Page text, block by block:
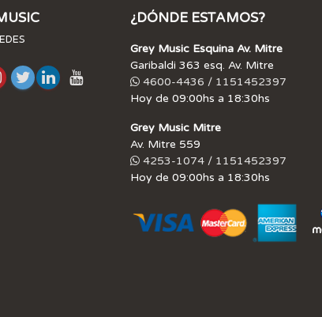
¿DÓNDE ESTAMOS?
Grey Music Esquina Av. Mitre
Garibaldi 363 esq. Av. Mitre
4600-4436 / 1151452397
Hoy de 09:00hs a 18:30hs
Grey Music Mitre
Av. Mitre 559
4253-1074 / 1151452397
Hoy de 09:00hs a 18:30hs